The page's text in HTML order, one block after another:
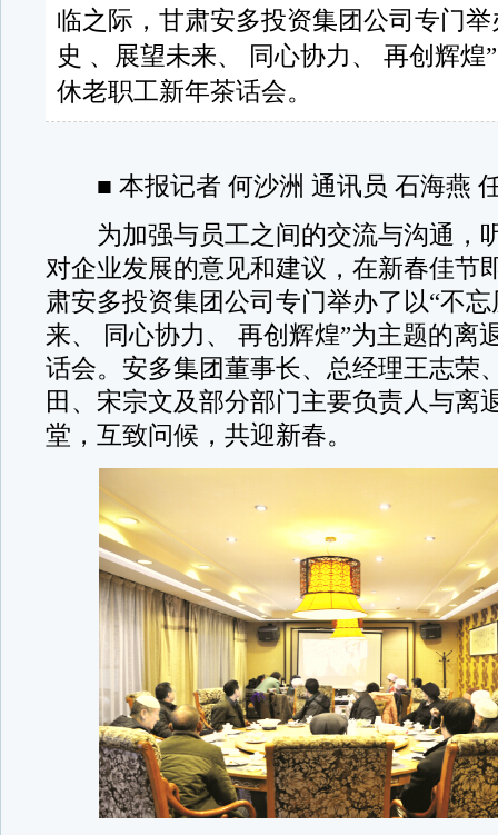
临之际，甘肃安多投资集团公司专门
史 、展望未来、 同心协力、 再创辉煌
休老职工新年茶话会。
■ 本报记者 何沙洲 通讯员 石海燕
为加强与员工之间的交流与沟通，
对企业发展的意见和建议，在新春佳节
肃安多投资集团公司专门举办了以“不
来、 同心协力、 再创辉煌”为主题的离
话会。安多集团董事长、总经理王志荣
田、宋宗文及部分部门主要负责人与离
堂，互致问候，共迎新春。